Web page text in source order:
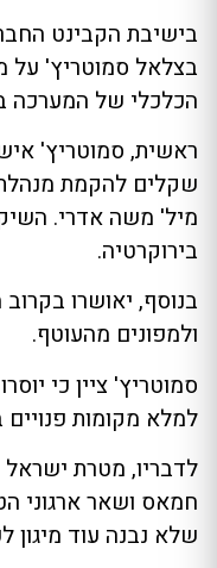
בישיבת הקבינט
בצלאל סמוטריץ' על
הכלכלי של המערכה
ראשית, סמוטריץ'
שקלים להקמת
מיל' משה אדרי.
בירוקרטיה.
בנוסף, יאושרו בקרוב
ולמפונים מהעוטף.
סמוטריץ' ציין כי
למלא מקומות
לדבריו, מטרת
חמאס ושאר ארגוני
שלא נבנה עוד מיגון